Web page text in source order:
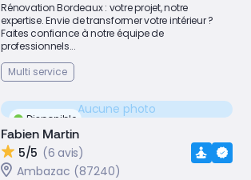
Rénovation Bordeaux : votre projet, notre
expertise. Envie de transformer votre intérieur ?
Faites confiance à notre équipe de
professionnels...
Multi service
Disponible
Aucune photo
Fabien Martin
5/5 (6 avis)
Ambazac (87240)